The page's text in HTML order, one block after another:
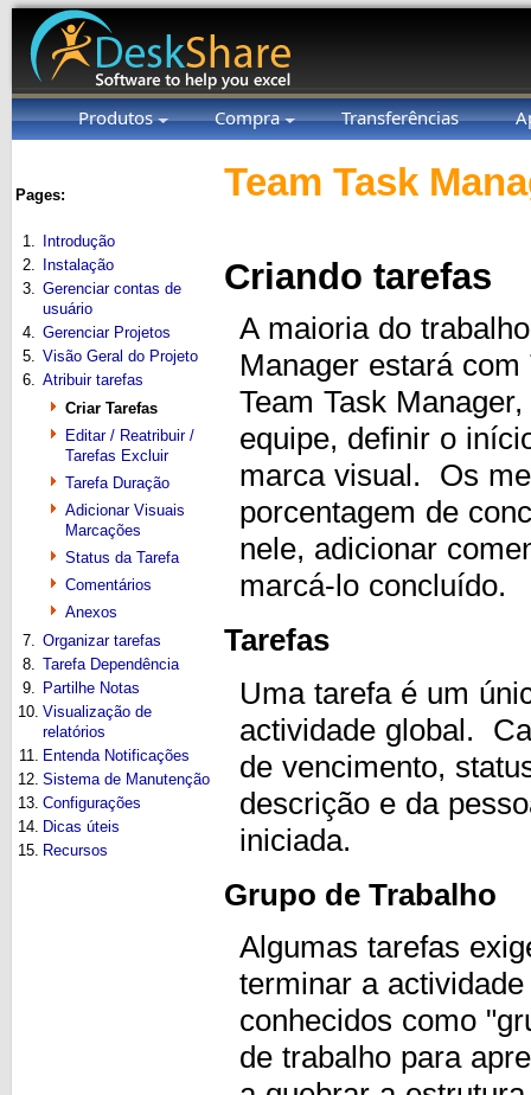
Produtos Compra Transferências
Pages:
1.
Introdução
2.
Instalação
3. Gerenciar contas de
usuário
4. Gerenciar Projetos
5. Visão Geral do Projeto
6. Atribuir tarefas
Criar Tarefas
Editar / Reatribuir /
Tarefas Excluir
Tarefa Duração
Adicionar Visuais
Marcações
Status da Tarefa
Comentários
Anexos
7. Organizar tarefas
8. Tarefa Dependência
9. Partilhe Notas
10. Visualização de
relatórios
11. Entenda Notificações
12. Sistema de Manutenção
13. Configurações
14. Dicas úteis
15. Recursos
Team Task
Criando tarefas
A maioria do
Manager estará
Team Task
equipe, definir o
marca visual. Os
porcentagem de
nele, adicionar
marcá-lo concluído.
Tarefas
Uma tarefa é um
actividade global.
de vencimento,
descrição e da
iniciada.
Grupo de Trabalho
Algumas tarefas
terminar a
conhecidos como
de trabalho para